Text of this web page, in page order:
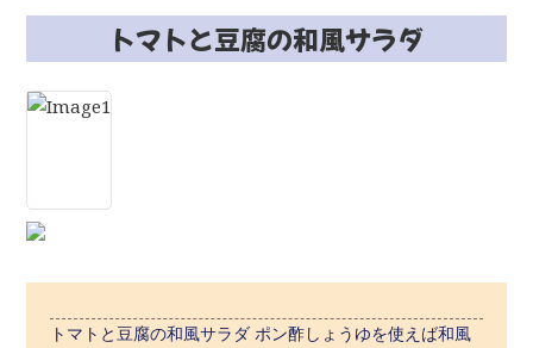
トマトと豆腐の和風サラダ
トマトと豆腐の和風サラダ ポン酢しょうゆを使えば和風